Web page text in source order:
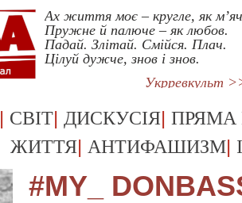
Ах життя моє – кругле, як
Пружне й палюче – як любов.
Падай. Злітай. Смійся. Плач.
Цілуй дужче, знов і знов.
Укрревкульт
| СВІТ| ДИСКУСІЯ| ПРЯМА
ЖИТТЯ| АНТИФАШИЗМ|
#MY_